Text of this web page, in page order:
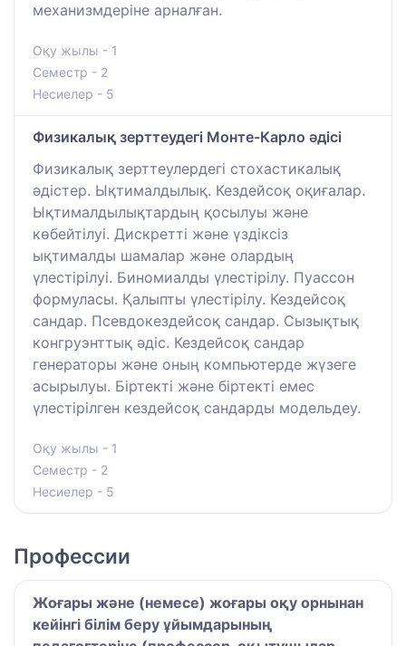
механизмдеріне арналған.
Оқу жылы - 1
Семестр - 2
Несиелер - 5
Физикалық зерттеудегі Монте-Карло әдісі
Физикалық зерттеулердегі стохастикалық
әдістер. Ықтималдылық. Кездейсоқ оқиғалар.
Ықтималдылықтардың қосылуы және
көбейтілуі. Дискретті және үздіксіз
ықтималды шамалар және олардың
үлестірілуі. Биномиалды үлестірілу. Пуассон
формуласы. Қалыпты үлестірілу. Кездейсоқ
сандар. Псевдокездейсоқ сандар. Сызықтық
конгруэнттық әдіс. Кездейсоқ сандар
генераторы және оның компьютерде жүзеге
асырылуы. Біртекті және біртекті емес
үлестірілген кездейсоқ сандарды модельдеу.
Оқу жылы - 1
Семестр - 2
Несиелер - 5
Профессии
Жоғары және (немесе) жоғары оқу орнынан
кейінгі білім беру ұйымдарының